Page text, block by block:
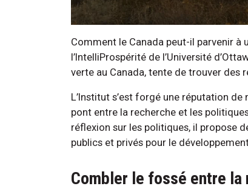
Comment le Canada peut-il parvenir à
l’IntelliProspérité de l’Université
verte au Canada, tente de trouver des
L’Institut s’est forgé une réputation
pont entre la recherche et les
réflexion sur les politiques, il propose
publics et privés pour le
Combler le fossé entre